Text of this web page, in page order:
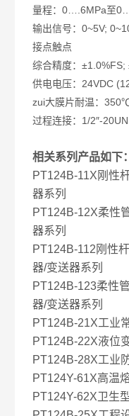
量程：0….6MPa至
输出信号：0~5V;
接点触点
综合精度：±1.0%FS;
供电电压：24VDC
zui大膜片耐温：
过程连接：1/2″-
相关系列产品如下：
PT124B-11X刚性
器系列
PT124B-12X柔性
器系列
PT124B-112刚性
器/变送器系列
PT124B-123柔性
器/变送器系列
PT124B-21X工业
PT124B-22X液位
PT124B-28X工业
PT124Y-61X高温
PT124Y-62X卫生